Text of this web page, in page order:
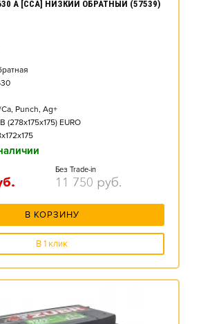
630 А [CCA] НИЗКИЙ ОБРАТНЫЙ (57539)
Punch, Ag+
(278x175x175) EURO
Без Trade-in
11 750 руб.
В КОРЗИНУ
В 1 клик